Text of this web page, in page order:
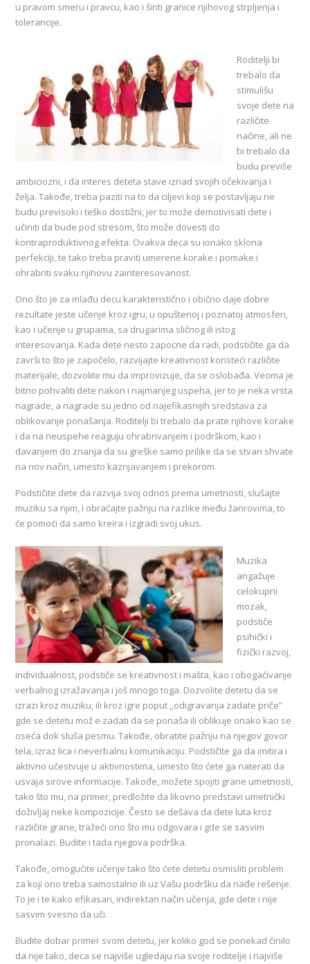
u pravom smeru i pravcu, kao i širiti granice njihovog strpljenja i
tolerancije.
Roditelji bi
trebalo da
stimulišu
svoje dete na
različite
načine, ali ne
bi trebalo da
budu previše
ambiciozni, i da interes deteta stave iznad svojih očekivanja i
želja. Takođe, treba paziti na to da ciljevi koji se postavljaju ne
budu previsoki i teško dostižni, jer to može demotivisati dete i
učiniti da bude pod stresom, što može dovesti do
kontraproduktivnog efekta. Ovakva deca su ionako sklona
perfekciji, te tako treba praviti umerene korake i pomake i
ohrabriti svaku njihovu zainteresovanost.
Ono što je za mlađu decu karakteristično i obično daje dobre
rezultate jeste učenje kroz igru, u opuštenoj i poznatoj atmosferi,
kao i učenje u grupama, sa drugarima sličnog ili istog
interesovanja. Kada dete nesto zapocne da radi, podstičite ga da
završi to što je započelo, razvijajte kreativnost koristeći različite
materijale, dozvolite mu da improvizuje, da se oslobađa. Veoma je
bitno pohvaliti dete nakon i najmanjeg uspeha, jer to je neka vrsta
nagrade, a nagrade su jedno od najefikasnijih sredstava za
oblikovanje ponašanja. Roditelji bi trebalo da prate njihove korake
i da na neuspehe reaguju ohrabrivanjem i podrškom, kao i
davanjem do znanja da su greške samo prilike da se stvari shvate
na nov način, umesto kaznjavanjem i prekorom.
Podstičite dete da razvija svoj odnos prema umetnosti, slušajte
muziku sa njim, i obraćajte pažnju na razlike među žanrovima, to
će pomoći da samo kreira i izgradi svoj ukus.
Muzika
angažuje
celokupni
mozak,
podstiče
psihički i
fizički razvoj,
individualnost, podstiče se kreativnost i mašta, kao i obogaćivanje
verbalnog izražavanja i još mnogo toga. Dozvolite detetu da se
izrazi kroz muziku, ili kroz igre poput ,,odigravanja zadate priče”
gde se detetu mož e zadati da se ponaša ili oblikuje onako kao se
oseća dok sluša pesmu. Takođe, obratite pažnju na njegov govor
tela, izraz lica i neverbalnu komunikaciju. Podstičite ga da imitira i
aktivno učestvuje u aktivnostima, umesto što ćete ga naterati da
usvaja sirove informacije. Takođe, možete spojiti grane umetnosti,
tako što mu, na primer, predložite da likovno predstavi umetnički
doživljaj neke kompozicije. Često se dešava da dete luta kroz
različite grane, tražeći ono što mu odgovara i gde se sasvim
pronalazi. Budite i tada njegova podrška.
Takođe, omogućite učenje tako što ćete detetu osmisliti problem
za koji ono treba samostalno ili uz Vašu podršku da nađe rešenje.
To je i te kako efikasan, indirektan način učenja, gde dete i nije
sasvim svesno da uči.
Budite dobar primer svom detetu, jer koliko god se ponekad činilo
da nije tako, deca se najviše ugledaju na svoje roditelje i najviše